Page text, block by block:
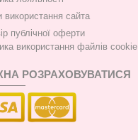
використання сайта
публічної оферти
використання файлів cookie
РОЗРАХОВУВАТИСЯ